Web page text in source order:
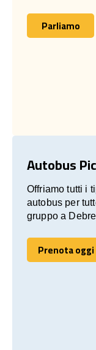
Parliamo
Parliamo
Autobus
Offriamo tutti i
autobus per
gruppo a
Prenota oggi
Prenota oggi